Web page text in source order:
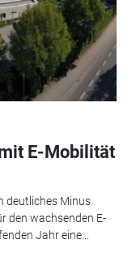
E-Mobilität
deutliches Minus
den wachsenden E-
Jahr eine...